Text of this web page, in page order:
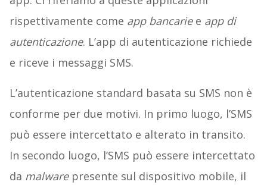
rispettivamente come app bancariee app di
autenticazione. L’app di autenticazione richiede
e riceve i messaggi SMS.
L’autenticazione standard basata su SMS non è
conforme per due motivi. In primo luogo, l’SMS
può essere intercettato e alterato in transito.
In secondo luogo, l’SMS può essere intercettato
da malwarepresente sul dispositivo mobile, il